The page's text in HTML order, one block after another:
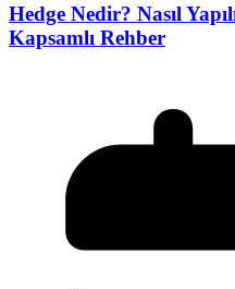
Hedge Nedir? Nasıl
Kapsamlı Rehber